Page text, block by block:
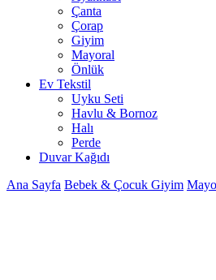
Çanta
Çorap
Giyim
Mayoral
Önlük
Ev Tekstil
Uyku Seti
Havlu & Bornoz
Halı
Perde
Duvar Kağıdı
Ana Sayfa Bebek & Çocuk Giyim